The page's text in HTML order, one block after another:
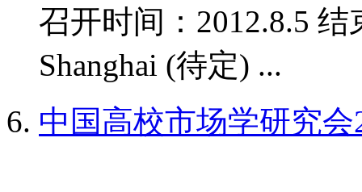
召开时间：2012.8.5
Shanghai (待定) ...
中国高校市场学研究会